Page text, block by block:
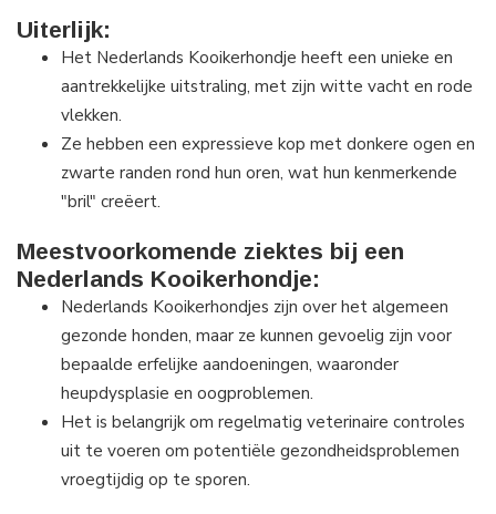
Uiterlijk:
Het Nederlands Kooikerhondje heeft een unieke en
aantrekkelijke uitstraling, met zijn witte vacht en rode
vlekken.
Ze hebben een expressieve kop met donkere ogen en
zwarte randen rond hun oren, wat hun kenmerkende
"bril" creëert.
Meestvoorkomende ziektes bij een
Nederlands Kooikerhondje:
Nederlands Kooikerhondjes zijn over het algemeen
gezonde honden, maar ze kunnen gevoelig zijn voor
bepaalde erfelijke aandoeningen, waaronder
heupdysplasie en oogproblemen.
Het is belangrijk om regelmatig veterinaire controles
uit te voeren om potentiële gezondheidsproblemen
vroegtijdig op te sporen.